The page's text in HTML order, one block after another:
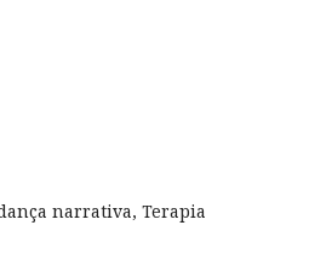
narrativa, Terapia